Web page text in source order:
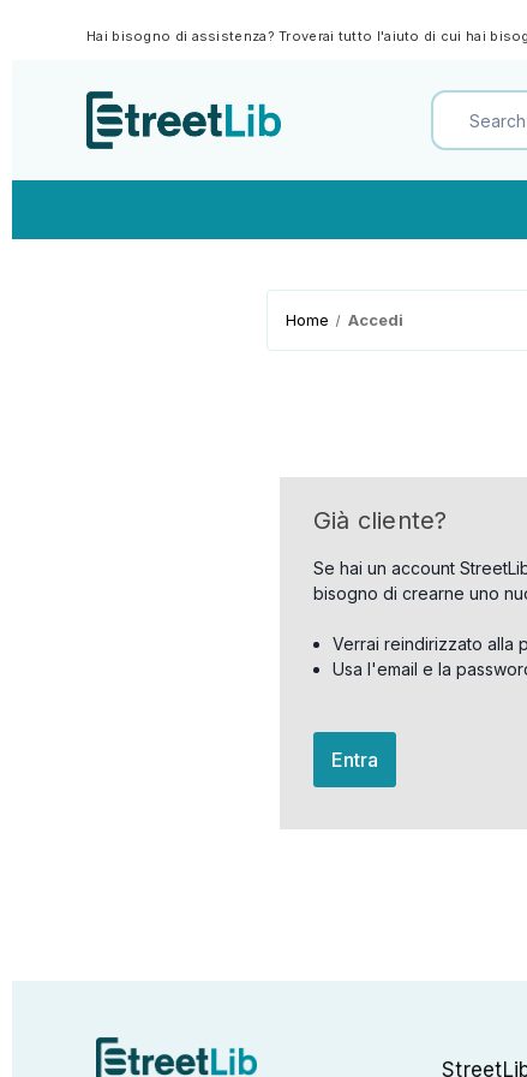
Hai bisogno di assistenza? Troverai tutto l'aiuto di cui hai
Home Accedi
Già cliente?
Se hai un account
bisogno di crearne uno
Verrai reindirizzato alla
Usa l'email e la
Entra